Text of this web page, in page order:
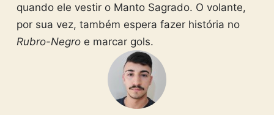
quando ele vestir o Manto Sagrado. O volante,
por sua vez, também espera fazer história no
Rubro-Negroe marcar gols.